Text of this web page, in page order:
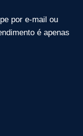
por e-mail ou
é apenas